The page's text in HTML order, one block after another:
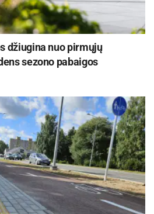
džiugina nuo pirmųjų
sezono pabaigos